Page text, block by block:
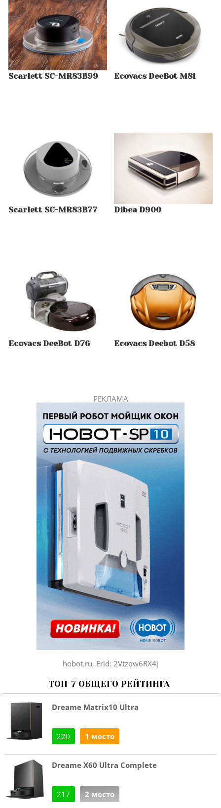
Scarlett SC-MR83B99 Ecovacs DeeBot M81
Scarlett SC-MR83B77 Dibea D900
Ecovacs DeeBot D76 Ecovacs Deebot D58
РЕКЛАМА
hobot.ru, Erid: 2Vtzqw6RX4j
ТОП-7 ОБЩЕГО РЕЙТИНГА
Dreame Matrix10 Ultra
220 1 место
Dreame X60 Ultra Complete
217 2 место